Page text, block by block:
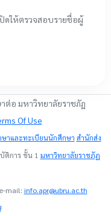
ดให้ตรวจสอบรายชื่อผู้
ต่อ มหาวิทยาลัยราชภัฏ
Of Use
ษาและทะเบียนนักศึกษา สำนักส่ง
ติการ ชั้น 1 มหาวิทยาลัยราชภัฏ
mail: info.apr@ubru.ac.th